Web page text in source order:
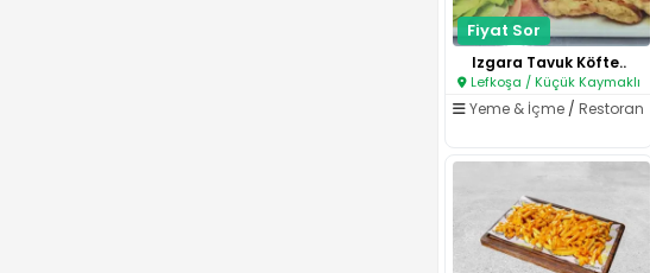
Fiyat Sor
Izgara Tavuk Köfte..
Lefkoşa / Küçük Kaymaklı
Yeme & İçme /Restoran